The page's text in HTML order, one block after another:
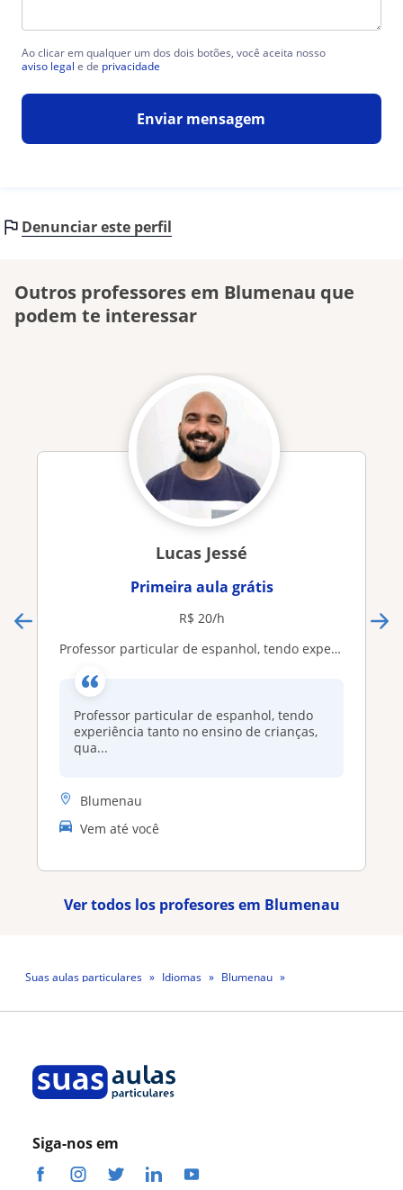
Ao clicar em qualquer um dos dois botões, você aceita nosso
aviso legal e de privacidade
Enviar mensagem
Denunciar este perfil
Outros professores em Blumenau que
podem te interessar
Lucas Jessé
Primeira aula grátis
R$ 20/h
Professor particular de espanhol, tendo experiência tanto no ensino de crianças, quanto jovens e também adultos
Professor particular de espanhol, tendo
experiência tanto no ensino de crianças,
qua...
Blumenau
Vem até você
Ver todos los profesores em Blumenau
Suas aulas particulares Idiomas
Blumenau
Siga-nos em